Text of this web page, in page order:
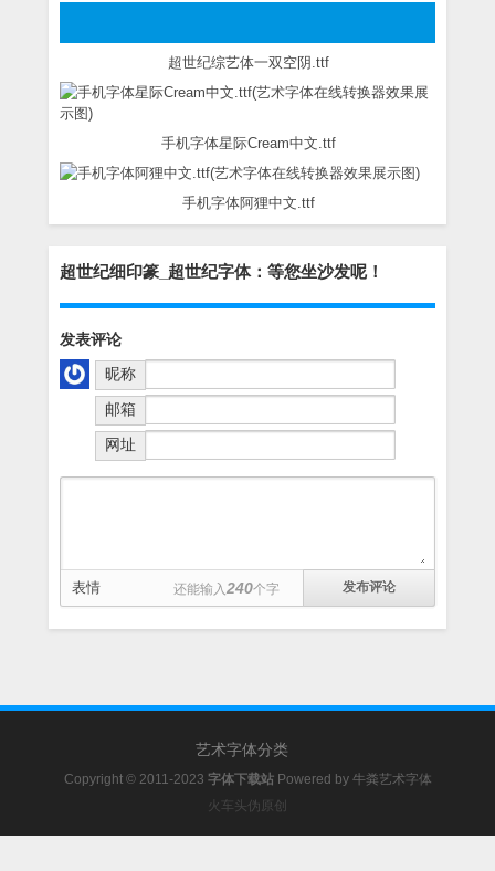
超世纪综艺体一双空阴.ttf
手机字体星际Cream中文.ttf
手机字体阿狸中文.ttf
超世纪细印篆_超世纪字体：等您坐沙发呢！
发表评论
昵称
邮箱
网址
表情 还能输入 240个字
艺术字体分类
Copyright © 2011-2023 字体下载站 Powered by 牛粪艺术字体
火车头伪原创